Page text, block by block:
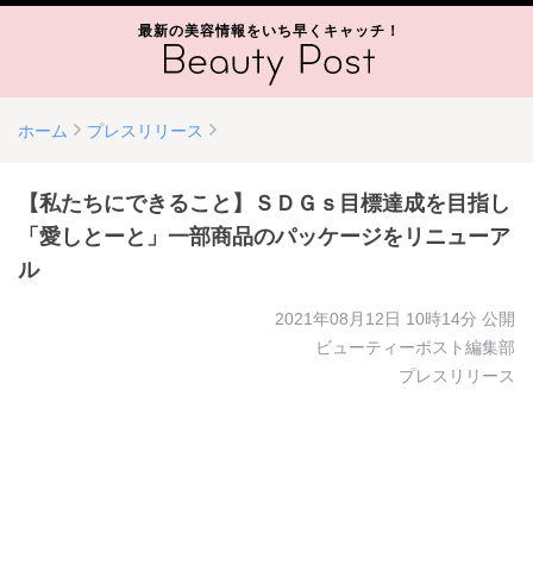
最新の美容情報をいち早くキャッチ！
ホーム プレスリリース
【私たちにできること】ＳＤＧｓ目標達成を目指し
「愛しとーと」一部商品のパッケージをリニューア
ル
2021年08月12日 10時14分 公開
ビューティーポスト編集部
プレスリリース